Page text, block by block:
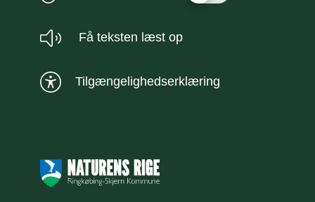
Få teksten læst op
Tilgængelighedserklæring